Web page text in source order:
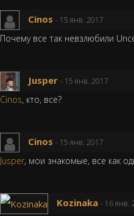
Cinos - 15 янв. 2017
Почему все так невзлюбили
Jusper - 15 янв. 2017
Cinos, кто, все?
Cinos - 15 янв. 2017
Jusper, мои знакомые, все как
Kozinaka - 16 янв.